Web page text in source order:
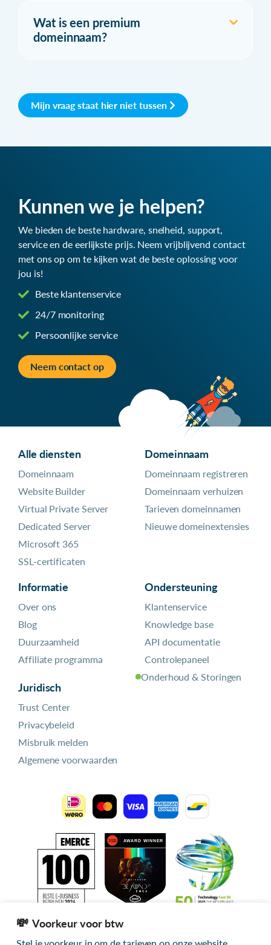
Wat is een premium
domeinnaam?
Mijn vraag staat hier niet tussen
Kunnen we je helpen?
We bieden de beste hardware, snelheid, support,
service en de eerlijkste prijs. Neem vrijblijvend contact
met ons op om te kijken wat de beste oplossing voor
jou is!
Beste klantenservice
24/7 monitoring
Persoonlijke service
Neem contact op
Alle diensten
Domeinnaam
Website Builder
Virtual Private Server
Dedicated Server
Microsoft 365
SSL-certificaten
Domeinnaam
Domeinnaam registreren
Domeinnaam verhuizen
Tarieven domeinnamen
Nieuwe domeinextensies
Informatie
Over ons
Blog
Duurzaamheid
Affiliate programma
Juridisch
Trust Center
Privacybeleid
Misbruik melden
Algemene voorwaarden
Ondersteuning
Klantenservice
Knowledge base
API documentatie
Controlepaneel
Onderhoud & Storingen
Voorkeur voor btw